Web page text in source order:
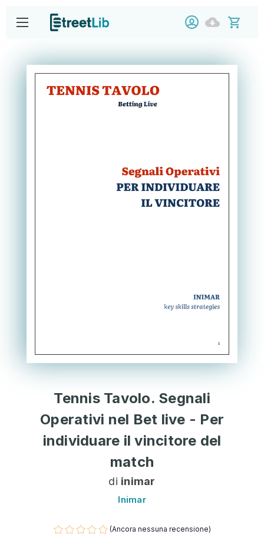
Tennis Tavolo. Segnali
Operativi nel Bet live - Per
individuare il vincitore del
match
di inimar
Inimar
(Ancora nessuna recensione)